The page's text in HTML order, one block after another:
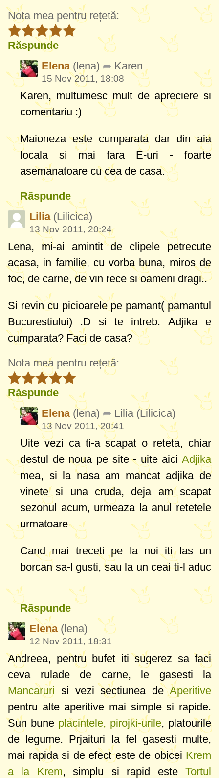
Nota mea pentru rețetă:
Răspunde
Elena (lena) Karen
15 Nov 2011, 18:08
Karen, multumesc mult de apreciere si
comentariu :)
Maioneza este cumparata dar din aia
locala si mai fara E-uri - foarte
asemanatoare cu cea de casa.
Răspunde
Lilia (Lilicica)
13 Nov 2011, 20:24
Lena, mi-ai amintit de clipele petrecute
acasa, in familie, cu vorba buna, miros de
foc, de carne, de vin rece si oameni dragi..
Si revin cu picioarele pe pamant( pamantul
Bucurestiului) :D si te intreb: Adjika e
cumparata? Faci de casa?
Nota mea pentru rețetă:
Răspunde
Elena (lena) Lilia (Lilicica)
13 Nov 2011, 20:41
Uite vezi ca ti-a scapat o reteta, chiar
destul de noua pe site - uite aici Adjika
mea, si la nasa am mancat adjika de
vinete si una cruda, deja am scapat
sezonul acum, urmeaza la anul retetele
urmatoare
Cand mai treceti pe la noi iti las un
borcan sa-l gusti, sau la un ceai ti-l aduc
Răspunde
Elena (lena)
12 Nov 2011, 18:31
Andreea, pentru bufet iti sugerez sa faci
ceva rulade de carne, le gasesti la
Mancaruri si vezi sectiunea deAperitive
pentru alte aperitive mai simple si rapide.
Sun bune placintele, pirojki-urile, platourile
de legume. Prjaituri la fel gasesti multe,
mai rapida si de efect este de obicei Krem
a la Krem, simplu si rapid esteTortul